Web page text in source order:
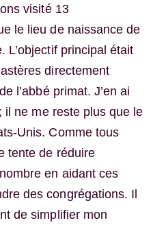
visité 13
le lieu de naissance de
L’objectif principal était
directement
l’abbé primat. J’en ai
il ne me reste plus que le
Unis. Comme tous
tente de réduire
en aidant ces
des congrégations. Il
de simplifier mon